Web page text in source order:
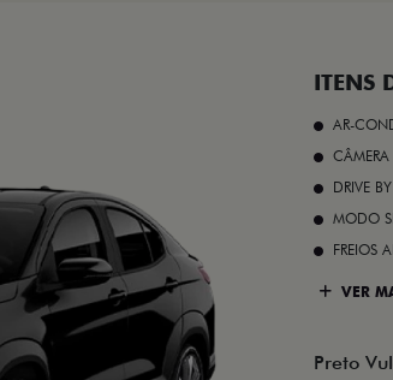
ITENS
AR-
DRIVE
MODO
FREIOS
VER
Preto